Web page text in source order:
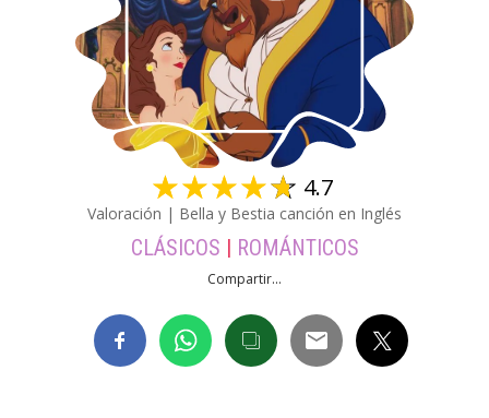
☆☆☆☆☆ 4.7
Valoración | Bella y Bestia canción en Inglés
CLÁSICOS ROMÁNTICOS
Compartir...